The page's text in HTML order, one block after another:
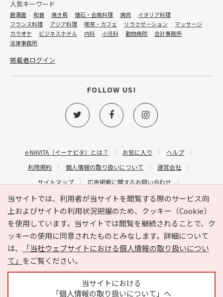
当サイトでは、利用者が当サイトを閲覧する際のサービス向
上およびサイトの利用状況把握のため、クッキー（Cookie）
を使用しています。当サイトでは閲覧を継続されることで、ク
ッキーの使用に同意されたものとみなします。詳細について
は、
「当社ウェブサイトにおける個人情報の取り扱いについ
て」 をご覧ください。
当サイトにおける
「個人情報の取り扱いについて」へ
e-NAVITA（イーナビタ）とは？ お気に入り
ヘルプ
利用規約
個人情報の取り扱いについて
運営会社
サイトマップ
広告掲載に関するお問い合わせ
サイトの内容に関するお問い合わせ
人気キーワード
居酒屋 和食 焼き鳥 懐石・会席料理 焼肉
イタリア料理
フランス料理
アジア料理 喫茶・カフェ リラクゼーション
マッサージ
カラオケ
ビジネスホテル 内科 小児科 動物病院
会計事務所
法律事務所
掲載者ログイン
FOLLOW US!
Copyright © HYOJITO.Co.,Ltd. All Rights Reserved.